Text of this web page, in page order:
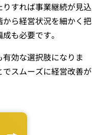
すれば事業継続が見込
ら経営状況を細かく把
も必要です。
効な選択肢になりま
スムーズに経営改善が